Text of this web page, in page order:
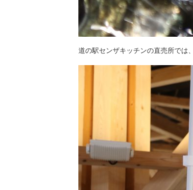
道の駅センザキッチンの直売所では